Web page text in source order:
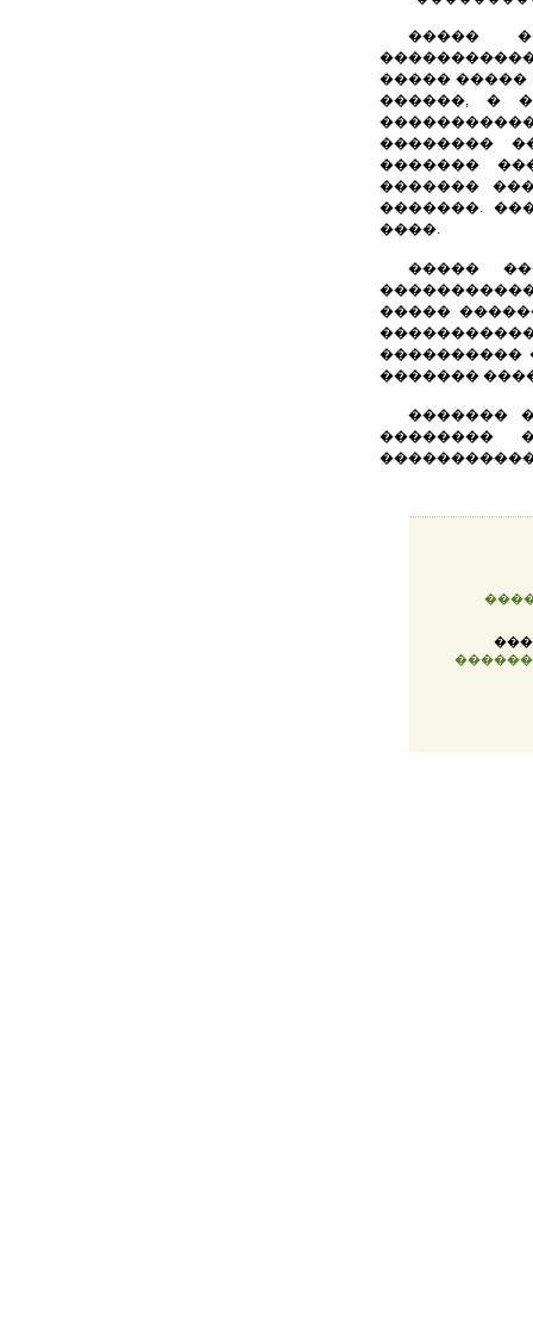
�����
����� �����
������, �
��������
�������
�������
�������.
����.
�����
�����
����������
�������
�������
��������